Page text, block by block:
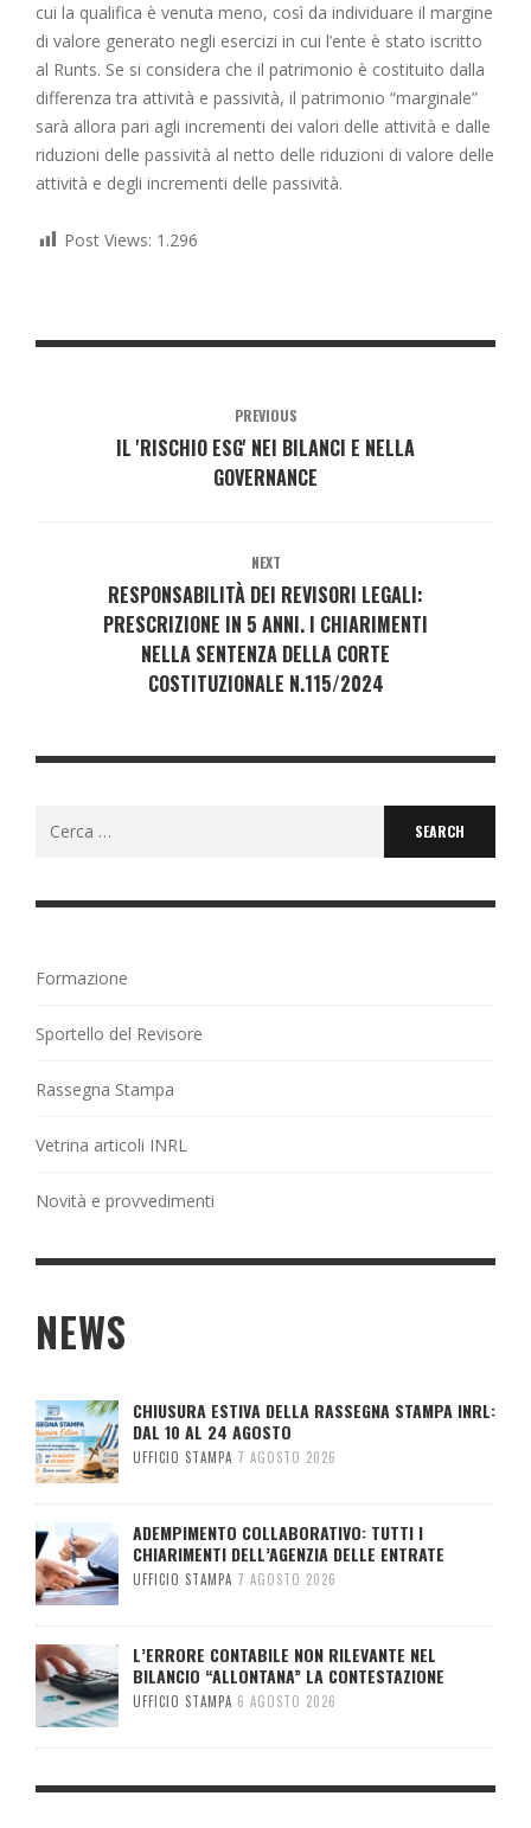
cui la qualifica è venuta meno, così da individuare il margine
di valore generato negli esercizi in cui l’ente è stato iscritto
al Runts. Se si considera che il patrimonio è costituito dalla
differenza tra attività e passività, il patrimonio “marginale”
sarà allora pari agli incrementi dei valori delle attività e dalle
riduzioni delle passività al netto delle riduzioni di valore delle
attività e degli incrementi delle passività.
Post Views: 1.296
PREVIOUS
IL 'RISCHIO ESG' NEI BILANCI E NELLA
GOVERNANCE
NEXT
RESPONSABILITÀ DEI REVISORI LEGALI:
PRESCRIZIONE IN 5 ANNI. I CHIARIMENTI
NELLA SENTENZA DELLA CORTE
COSTITUZIONALE N.115/2024
Formazione
Sportello del Revisore
Rassegna Stampa
Vetrina articoli INRL
Novità e provvedimenti
NEWS
CHIUSURA ESTIVA DELLA RASSEGNA STAMPA INRL:
DAL 10 AL 24 AGOSTO
UFFICIO STAMPA 7 AGOSTO 2026
ADEMPIMENTO COLLABORATIVO: TUTTI I
CHIARIMENTI DELL’AGENZIA DELLE ENTRATE
UFFICIO STAMPA 7 AGOSTO 2026
L’ERRORE CONTABILE NON RILEVANTE NEL
BILANCIO “ALLONTANA” LA CONTESTAZIONE
UFFICIO STAMPA 6 AGOSTO 2026